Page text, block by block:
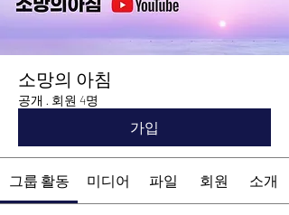
소망의 아침
공개 · 회원 4명
가입
그룹 활동 미디어 파일 회원 소개